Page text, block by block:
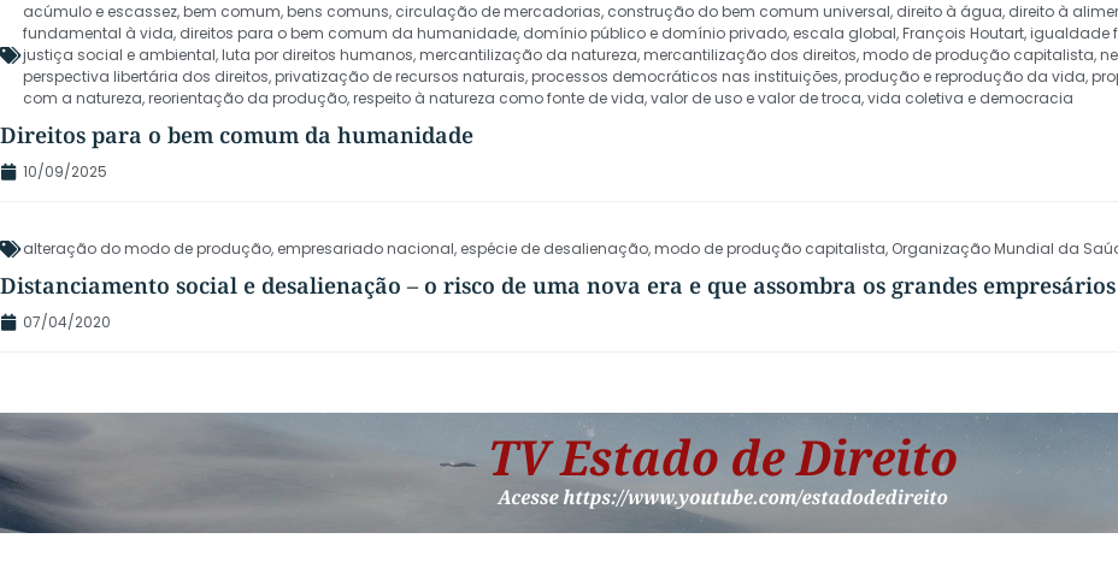
acúmulo e escassez,bem comum,bens comuns, circulação de mercadorias, construção do bem comum universal, direito à água, direito à
fundamental à vida, direitos para o bem comum da humanidade, domínio público e domínio privado, escala global,François Houtart,igualdade
justiça social e ambiental,luta por direitos humanos,mercantilização da natureza,mercantilização dos direitos,modo de produção capitalista,
perspectiva libertária dos direitos,privatização de recursos naturais,processos democráticos nas instituições,produção e reprodução da vida,
com a natureza,reorientação da produção,respeito à natureza como fonte de vida,valor de uso e valor de troca,vida coletiva e democracia
Direitos para o bem comum da humanidade
10/09/2025
alteração do modo de produção, empresariado nacional, espécie de desalienação,modo de produção capitalista, Organização Mundial da
Distanciamento social e desalienação – o risco de uma nova era e que assombra os grandes empresários
07/04/2020